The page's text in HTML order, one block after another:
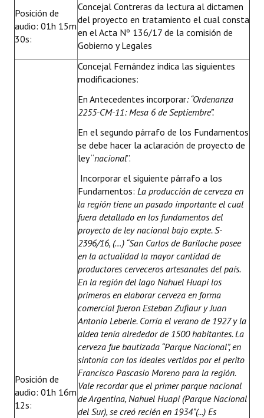
Posición de
audio: 01h 15m
30s:
Concejal Contreras da lectura al dictamen
del proyecto en tratamiento el cual consta
en el Acta Nº 136/17 de la comisión de
Gobierno y Legales
Posición de
audio: 01h 16m
12s:
Concejal Fernández indica las siguientes
modificaciones:
En Antecedentes incorporar: “Ordenanza
2255-CM-11: Mesa 6 de Septiembre”.
En el segundo párrafo de los Fundamentos
se debe hacer la aclaración de proyecto de
ley “nacional”.
Incorporar el siguiente párrafo a los
Fundamentos: La producción de cerveza en
la región tiene un pasado importante el cual
fuera detallado en los fundamentos del
proyecto de ley nacional bajo expte. S-
2396/16, (…) “San Carlos de Bariloche posee
en la actualidad la mayor cantidad de
productores cerveceros artesanales del país.
En la región del lago Nahuel Huapi los
primeros en elaborar cerveza en forma
comercial fueron Esteban Zufiaur y Juan
Antonio Leberle. Corría el verano de 1927 y la
aldea tenía alrededor de 1500 habitantes. La
cerveza fue bautizada “Parque Nacional”, en
sintonía con los ideales vertidos por el perito
Francisco Pascasio Moreno para la región.
Vale recordar que el primer parque nacional
de Argentina, Nahuel Huapi (Parque Nacional
del Sur), se creó recién en 1934”(...) Es